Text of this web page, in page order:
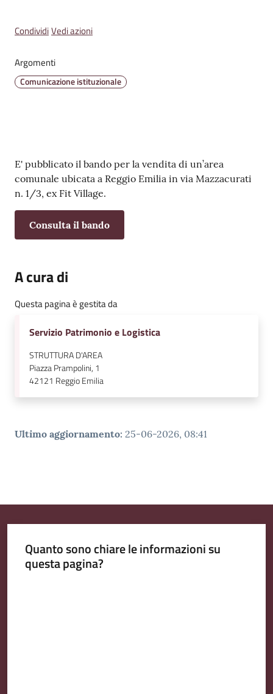
u
i
s
m
v
e
n
t
i
Seguici
su
CondividiVedi azioni
Argomenti
Comunicazione istituzionale
Contenuto
E' pubblicato il bando per la vendita di un’area
comunale ubicata a Reggio Emilia in via Mazzacurati
n. 1/3, ex Fit Village.
Consulta il bando
A cura di
Questa pagina è gestita da
Servizio Patrimonio e Logistica
STRUTTURA D'AREA
Piazza Prampolini, 1
42121 Reggio Emilia
Ultimo aggiornamento: 25-06-2026, 08:41
Quanto sono chiare le informazioni su
questa pagina?